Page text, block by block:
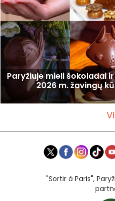
Paryžiuje mieli šokoladai
2026 m. žavingų
"Sortir à Paris",